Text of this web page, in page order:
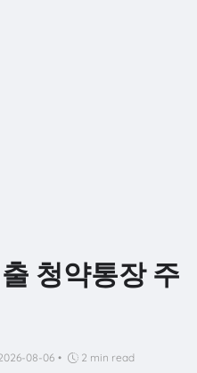
청약통장 주
08-06 • 2 min read